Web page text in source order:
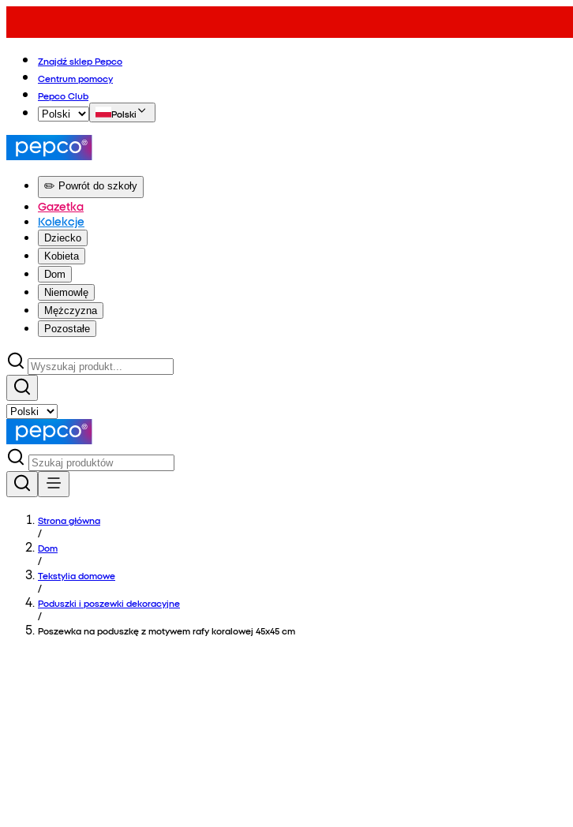
Znajdź sklep Pepco
Centrum pomocy
Pepco Club
Polski
✏️ Powrót do szkoły
Gazetka
Kolekcje
Dziecko
Kobieta
Dom
Niemowlę
Mężczyzna
Pozostałe
Strona główna
/
Dom
/
Tekstylia domowe
/
Poduszki i poszewki dekoracyjne
/
Poszewka na poduszkę z motywem rafy koralowej 45x45 cm